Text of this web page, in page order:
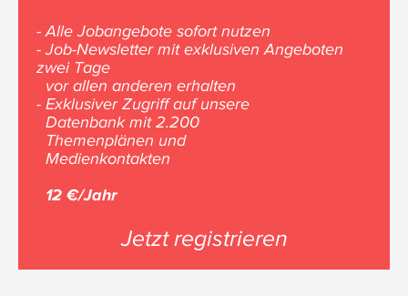
- Alle Jobangebote sofort nutzen
- Job-Newsletter mit exklusiven Angeboten
zwei Tage
vor allen anderen erhalten
- Exklusiver Zugriff auf unsere
Datenbank mit 2.200
Themenplänen und
Medienkontakten
12 €/Jahr
Jetzt registrieren